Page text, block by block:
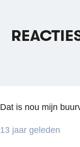
Dat is nou mijn
13 jaar geleden